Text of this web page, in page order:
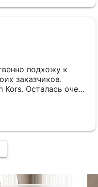
подхожу к
заказчиков.
Kors. Осталась очень
исполнения,
менеджеров. Все
приятно было то, что
тканей обивки и я
ресторана.